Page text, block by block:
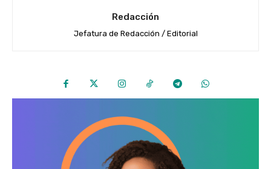
Redacción
Jefatura de Redacción / Editorial